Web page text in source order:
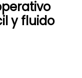
y fluido